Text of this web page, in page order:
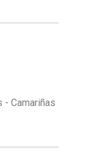
- Camariñas